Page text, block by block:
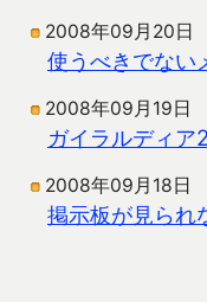
2008年09月20日
使うべきでない
2008年09月19日
ガイラルディア
2008年09月18日
掲示板が見られ